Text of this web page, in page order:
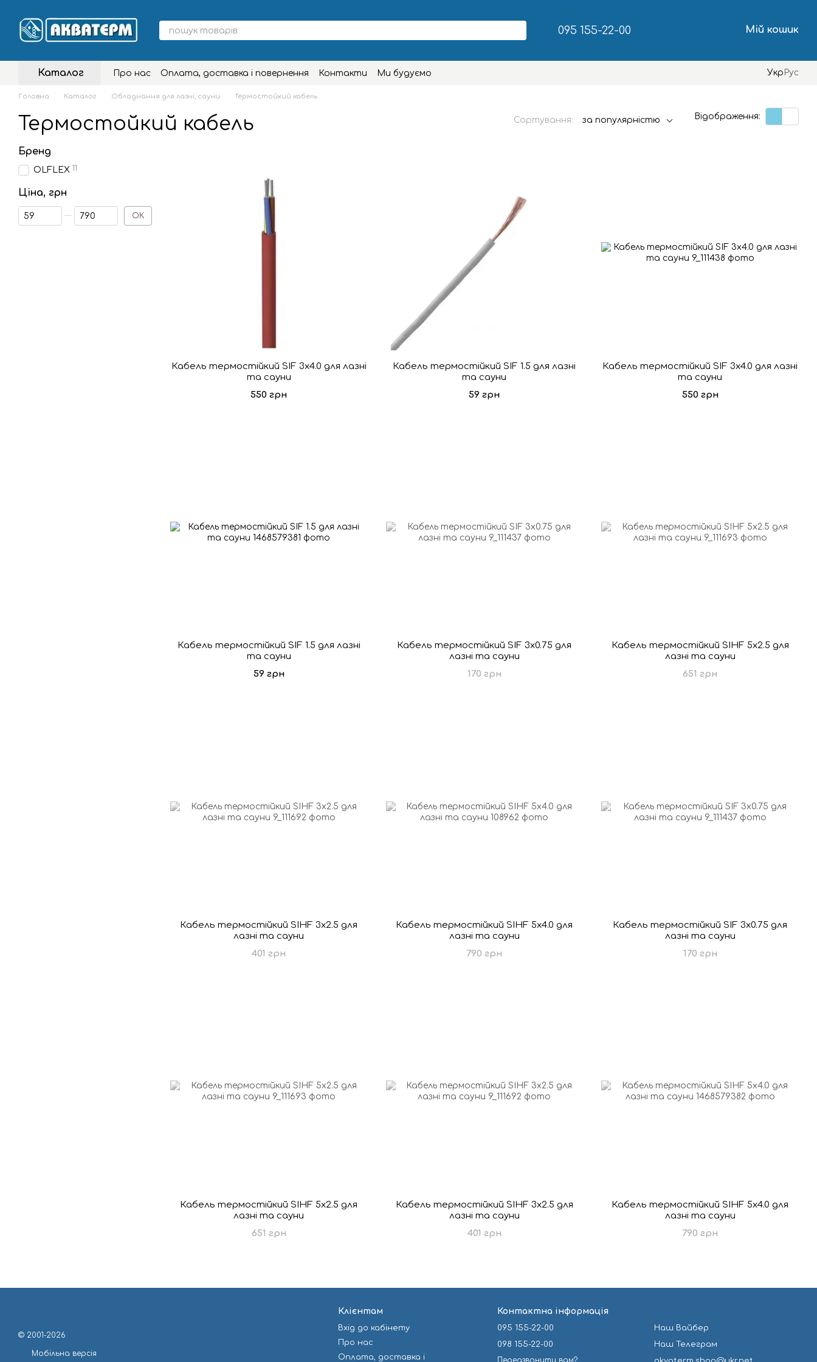
095 155-22-00 Мій кошик
Каталог Про нас Оплата, доставка і повернення Контакти Ми будуємо Укр Рус
Головна Каталог Обладнання для лазні, сауни Термостойкий кабель
Термостойкий кабель Сортування: за популярністю Відображення:
Кабель термостійкий SIF 3x4.0 для лазні
та сауни
550 грн
Кабель термостійкий SIF 1.5 для лазні
та сауни
59 грн
Кабель термостійкий SIF 3x4.0 для лазні
та сауни
550 грн
Кабель термостійкий SIF 1.5 для лазні
та сауни
59 грн
Кабель термостійкий SIF 3x0.75 для
лазні та сауни
170 грн
Кабель термостійкий SIHF 5х2.5 для
лазні та сауни
651 грн
Кабель термостійкий SIHF 3x2.5 для
лазні та сауни
401 грн
Кабель термостійкий SIHF 5х4.0 для
лазні та сауни
790 грн
Кабель термостійкий SIF 3x0.75 для
лазні та сауни
170 грн
Кабель термостійкий SIHF 5х2.5 для
лазні та сауни
651 грн
Кабель термостійкий SIHF 3x2.5 для
лазні та сауни
401 грн
Кабель термостійкий SIHF 5х4.0 для
лазні та сауни
790 грн
Бренд
OLFLEX 11
Ціна, грн
Від Ціна, грн
До Ціна, грн
ОК
© 2001-2026
Мобільна версія
Клієнтам
Вхід до кабінету
Про нас
Оплата, доставка і
Контактна інформація
095 155-22-00
098 155-22-00
Наш Вайбер
Наш Телеграм